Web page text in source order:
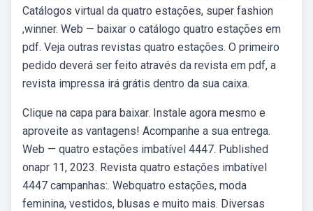
Catálogos virtual da quatro estações, super fashion
,winner. Web — baixar o catálogo quatro estações em
pdf. Veja outras revistas quatro estações. O primeiro
pedido deverá ser feito através da revista em pdf, a
revista impressa irá grátis dentro da sua caixa.
Clique na capa para baixar. Instale agora mesmo e
aproveite as vantagens! Acompanhe a sua entrega.
Web — quatro estações imbatível 4447. Published
onapr 11, 2023. Revista quatro estações imbatível
4447 campanhas:. Webquatro estações, moda
feminina, vestidos, blusas e muito mais. Diversas